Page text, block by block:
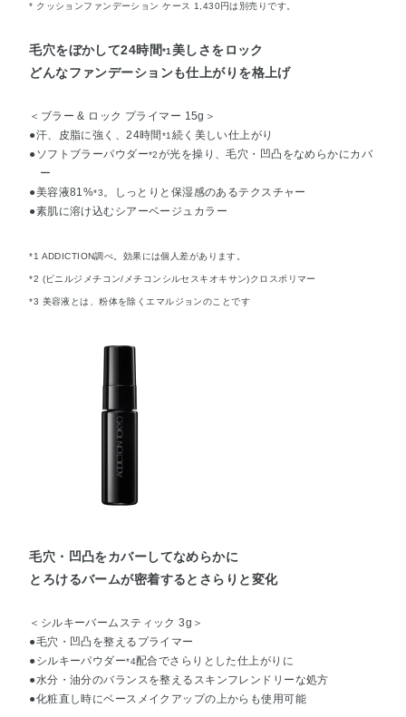
* クッションファンデーション ケース 1,430円は別売りです。
毛穴をぼかして24時間*1 美しさをロック
どんなファンデーションも仕上がりを格上げ
＜ブラー & ロック プライマー 15g＞
●汗、皮脂に強く、24時間 *1 続く美しい仕上がり
●ソフトブラーパウダー*2が光を操り、毛穴・凹凸をなめらかにカバ
ー
●美容液81%*3。しっとりと保湿感のあるテクスチャー
●素肌に溶け込むシアーベージュカラー
*1 ADDICTION調べ。効果には個人差があります。
*2 (ビニルジメチコン/メチコンシルセスキオキサン)クロスポリマー
*3 美容液とは、粉体を除くエマルジョンのことです
毛穴・凹凸をカバーしてなめらかに
とろけるバームが密着するとさらりと変化
＜シルキーバームスティック 3g＞
●毛穴・凹凸を整えるプライマー
●シルキーパウダー*4配合でさらりとした仕上がりに
●水分・油分のバランスを整えるスキンフレンドリーな処方
●化粧直し時にベースメイクアップの上からも使用可能